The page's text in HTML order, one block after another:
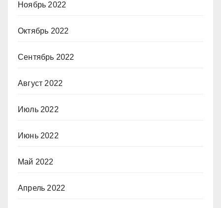
Ноябрь 2022
Октябрь 2022
Сентябрь 2022
Август 2022
Июль 2022
Июнь 2022
Май 2022
Апрель 2022